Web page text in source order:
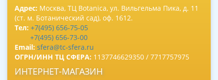
Адрес: Москва, ТЦ Botanica, ул. Вильгельма Пика, д. 11
(ст. м. Ботанический сад), оф. 1612.
Тел: +7(495) 656-75-05
+7(495) 656-73-00
Email: sfera@tc-sfera.ru
ОГРН/ИНН ТЦ СФЕРА: 1137746629350 / 7717757975
ИНТЕРНЕТ-МАГАЗИН